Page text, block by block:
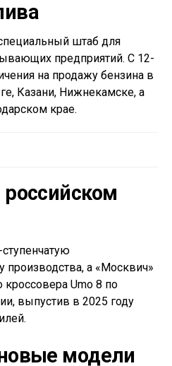
штаб для
предприятий. С 12-
на продажу бензина в
Казани, Нижнекамске, а
крае.
производства, а «Москвич»
кроссовера Umo 8 по
выпустив в 2025 году
модели